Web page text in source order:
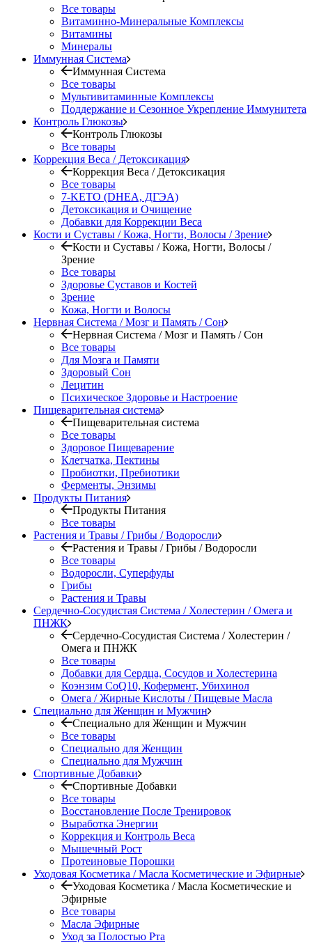
Все товары
Витаминно-Минеральные Комплексы
Витамины
Минералы
Иммунная Система
Иммунная Система
Все товары
Мультивитаминные Комплексы
Поддержание и Сезонное Укрепление Иммунитета
Контроль Глюкозы
Контроль Глюкозы
Все товары
Коррекция Веса / Детоксикация
Коррекция Веса / Детоксикация
Все товары
7-KETO (DHEA, ДГЭА)
Детоксикация и Очищение
Добавки для Коррекции Веса
Кости и Суставы / Кожа, Ногти, Волосы / Зрение
Кости и Суставы / Кожа, Ногти, Волосы /
Зрение
Все товары
Здоровье Суставов и Костей
Зрение
Кожа, Ногти и Волосы
Нервная Система / Мозг и Память / Сон
Нервная Система / Мозг и Память / Сон
Все товары
Для Мозга и Памяти
Здоровый Сон
Лецитин
Психическое Здоровье и Настроение
Пищеварительная система
Пищеварительная система
Все товары
Здоровое Пищеварение
Клетчатка, Пектины
Пробиотки, Пребиотики
Ферменты, Энзимы
Продукты Питания
Продукты Питания
Все товары
Растения и Травы / Грибы / Водоросли
Растения и Травы / Грибы / Водоросли
Все товары
Водоросли, Суперфуды
Грибы
Растения и Травы
Сердечно-Сосудистая Система / Холестерин / Омега и
ПНЖК
Сердечно-Сосудистая Система / Холестерин /
Омега и ПНЖК
Все товары
Добавки для Сердца, Сосудов и Холестерина
Коэнзим CoQ10, Кофермент, Убихинол
Омега / Жирные Кислоты / Пищевые Масла
Специально для Женщин и Мужчин
Специально для Женщин и Мужчин
Все товары
Специально для Женщин
Специально для Мужчин
Спортивные Добавки
Спортивные Добавки
Все товары
Восстановление После Тренировок
Выработка Энергии
Коррекция и Контроль Веса
Мышечный Рост
Протеиновые Порошки
Уходовая Косметика / Масла Косметические и Эфирные
Уходовая Косметика / Масла Косметические и
Эфирные
Все товары
Масла Эфирные
Уход за Полостью Рта